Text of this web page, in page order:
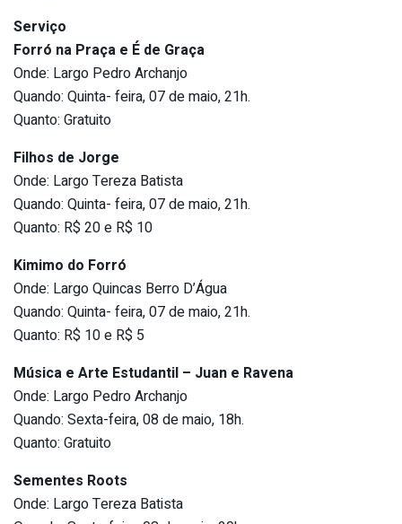
Serviço
Forró na Praça e É de Graça
Onde: Largo Pedro Archanjo
Quando: Quinta- feira, 07 de maio, 21h.
Quanto: Gratuito
Filhos de Jorge
Onde: Largo Tereza Batista
Quando: Quinta- feira, 07 de maio, 21h.
Quanto: R$ 20 e R$ 10
Kimimo do Forró
Onde: Largo Quincas Berro D’Água
Quando: Quinta- feira, 07 de maio, 21h.
Quanto: R$ 10 e R$ 5
Música e Arte Estudantil – Juan e Ravena
Onde: Largo Pedro Archanjo
Quando: Sexta-feira, 08 de maio, 18h.
Quanto: Gratuito
Sementes Roots
Onde: Largo Tereza Batista